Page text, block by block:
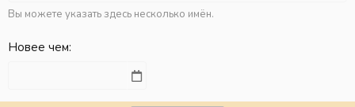
Вы можете указать здесь несколько имён.
Новее чем